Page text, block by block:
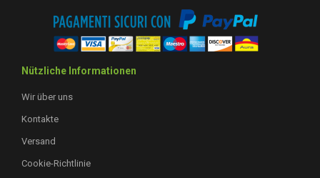
Nützliche Informationen
Wir über uns
Kontakte
Versand
Cookie-Richtlinie